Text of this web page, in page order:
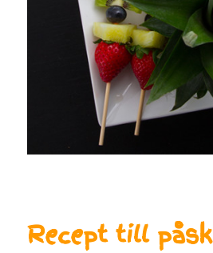
Recept till påsk